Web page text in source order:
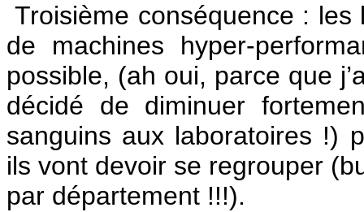
Troisième conséquence : les
de machines hyper-
possible, (ah oui, parce que
décidé de diminuer
sanguins aux laboratoires !)
ils vont devoir se regrouper
par département !!!).